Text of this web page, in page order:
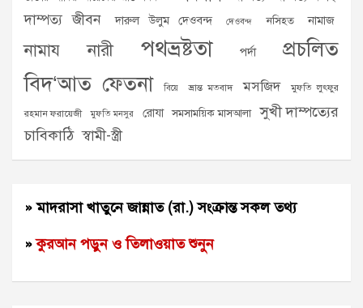
দাম্পত্য জীবন দারুল উলুম দেওবন্দ দেওবন্দ নসিহত নামাজ
নামায নারী পথভ্রষ্টতা পর্দা
প্রচলিত
বিদ‘আত ফেতনা বিয়ে ভ্রান্ত মতবাদ মসজিদ মুফতি লুৎফুর
রহমান ফরায়েজী মুফতি মনসুর রোযা সমসাময়িক মাসআলা
সুখী দাম্পত্যের
চাবিকাঠি স্বামী-স্ত্রী
» মাদরাসা খাতুনে জান্নাত (রা.) সংক্রান্ত সকল তথ্য
» কুরআন পড়ুন ও তিলাওয়াত শুনুন